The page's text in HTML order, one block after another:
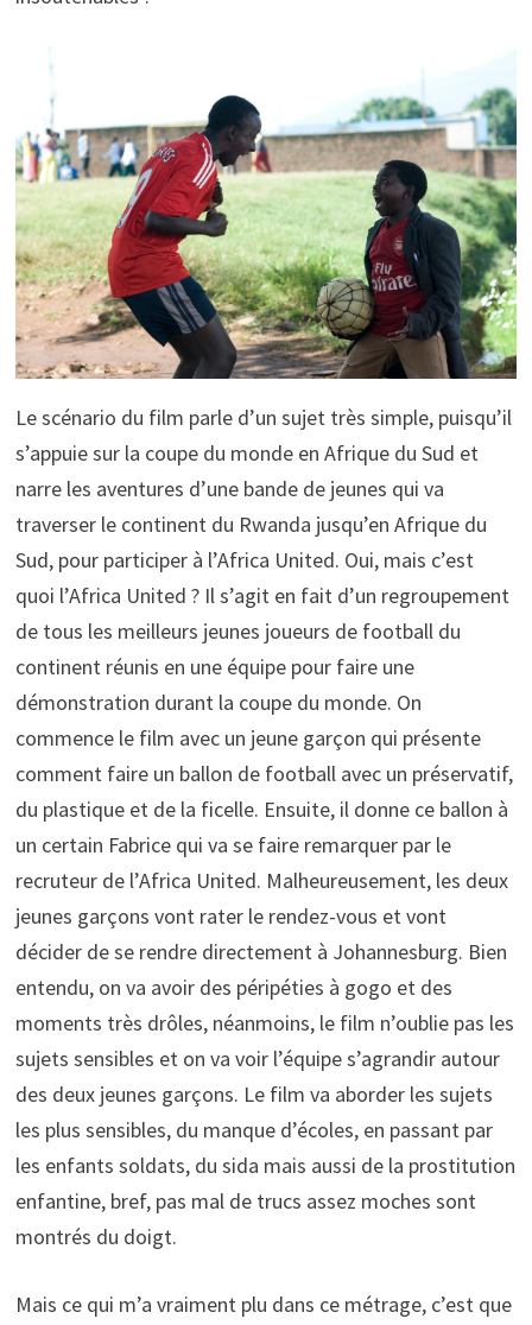
Le scénario du film parle d’un sujet très simple, puisqu’il
s’appuie sur la coupe du monde en Afrique du Sud et
narre les aventures d’une bande de jeunes qui va
traverser le continent du Rwanda jusqu’en Afrique du
Sud, pour participer à l’Africa United. Oui, mais c’est
quoi l’Africa United ? Il s’agit en fait d’un regroupement
de tous les meilleurs jeunes joueurs de football du
continent réunis en une équipe pour faire une
démonstration durant la coupe du monde. On
commence le film avec un jeune garçon qui présente
comment faire un ballon de football avec un préservatif,
du plastique et de la ficelle. Ensuite, il donne ce ballon à
un certain Fabrice qui va se faire remarquer par le
recruteur de l’Africa United. Malheureusement, les deux
jeunes garçons vont rater le rendez-vous et vont
décider de se rendre directement à Johannesburg. Bien
entendu, on va avoir des péripéties à gogo et des
moments très drôles, néanmoins, le film n’oublie pas les
sujets sensibles et on va voir l’équipe s’agrandir autour
des deux jeunes garçons. Le film va aborder les sujets
les plus sensibles, du manque d’écoles, en passant par
les enfants soldats, du sida mais aussi de la prostitution
enfantine, bref, pas mal de trucs assez moches sont
montrés du doigt.
Mais ce qui m’a vraiment plu dans ce métrage, c’est que